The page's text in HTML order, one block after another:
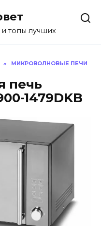
топы лучших
» МИКРОВОЛНОВЫЕ ПЕЧИ
печь
1479DKB